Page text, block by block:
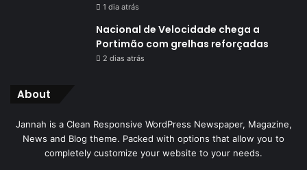
1 dia atrás
Nacional de Velocidade chega a
Portimão com grelhas reforçadas
2 dias atrás
About
Jannah is a Clean Responsive WordPress Newspaper, Magazine,
News and Blog theme. Packed with options that allow you to
completely customize your website to your needs.